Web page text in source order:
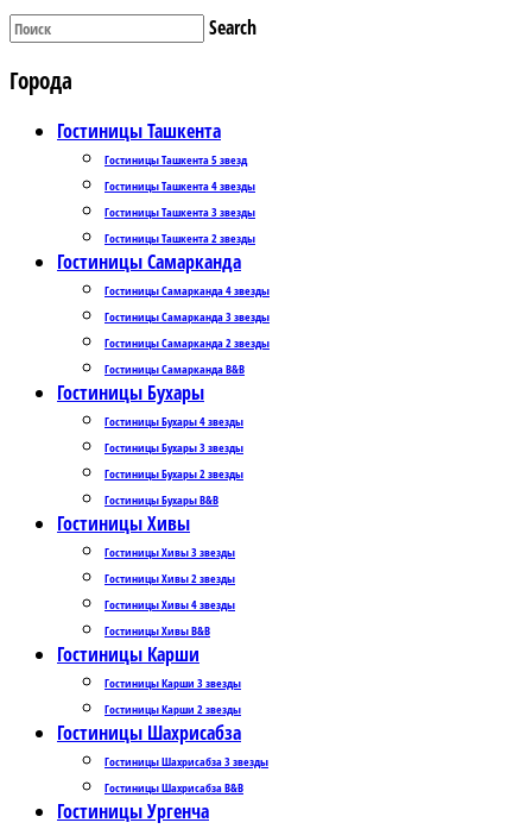
Search
Города
Гостиницы Ташкента
Гостиницы Ташкента 5 звезд
Гостиницы Ташкента 4 звезды
Гостиницы Ташкента 3 звезды
Гостиницы Ташкента 2 звезды
Гостиницы Самарканда
Гостиницы Самарканда 4 звезды
Гостиницы Самарканда 3 звезды
Гостиницы Самарканда 2 звезды
Гостиницы Самарканда B&B
Гостиницы Бухары
Гостиницы Бухары 4 звезды
Гостиницы Бухары 3 звезды
Гостиницы Бухары 2 звезды
Гостиницы Бухары B&B
Гостиницы Хивы
Гостиницы Хивы 3 звезды
Гостиницы Хивы 2 звезды
Гостиницы Хивы 4 звезды
Гостиницы Хивы B&B
Гостиницы Карши
Гостиницы Карши 3 звезды
Гостиницы Карши 2 звезды
Гостиницы Шахрисабза
Гостиницы Шахрисабза 3 звезды
Гостиницы Шахрисабза B&B
Гостиницы Ургенча